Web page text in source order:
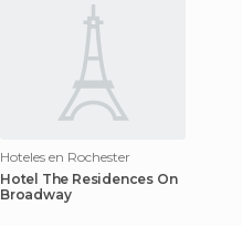
Hoteles en Rochester
Hotel The Residences On
Broadway